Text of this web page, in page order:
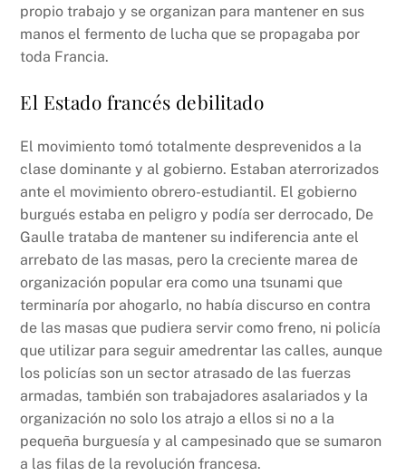
propio trabajo y se organizan para mantener en sus
manos el fermento de lucha que se propagaba por
toda Francia.
El Estado francés debilitado
El movimiento tomó totalmente desprevenidos a la
clase dominante y al gobierno. Estaban aterrorizados
ante el movimiento obrero-estudiantil. El gobierno
burgués estaba en peligro y podía ser derrocado, De
Gaulle trataba de mantener su indiferencia ante el
arrebato de las masas, pero la creciente marea de
organización popular era como una tsunami que
terminaría por ahogarlo, no había discurso en contra
de las masas que pudiera servir como freno, ni policía
que utilizar para seguir amedrentar las calles, aunque
los policías son un sector atrasado de las fuerzas
armadas, también son trabajadores asalariados y la
organización no solo los atrajo a ellos si no a la
pequeña burguesía y al campesinado que se sumaron
a las filas de la revolución francesa.